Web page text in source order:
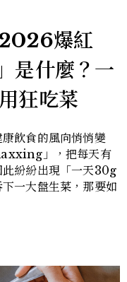
爆紅
什麼？一
狂吃菜
飲食的風向悄悄變
」，把每天有
紛紛出現「一天30g
一大盤生菜，那要如